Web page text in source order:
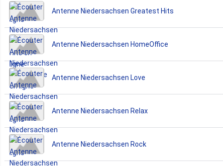
Antenne Niedersachsen Greatest Hits
Antenne Niedersachsen HomeOffice
Antenne Niedersachsen Love
Antenne Niedersachsen Relax
Antenne Niedersachsen Rock